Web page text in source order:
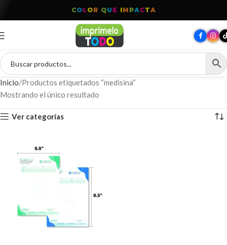
COLOR QU E IM PACTA
Inicio Productos etiquetados “medisina”
Mostrando el único resultado
Ver categorías